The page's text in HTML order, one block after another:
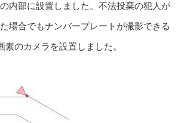
内部に設置しました。不法投棄の犯人が
場合でもナンバープレートが撮影できる
素のカメラを設置しました。